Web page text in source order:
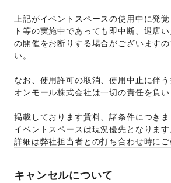
上記がイベントスペースの使用中に発
ト等の実施中であっても即中断、退店
の開催をお断りする場合がございます
い。
なお、使用許可の取消、使用中止に伴
オンモール株式会社は一切の責任を負い
掲載しております賃料、諸条件につきま
イベントスペースは現況優先となります
詳細は弊社担当者との打ち合わせ時にご
キャンセルについて